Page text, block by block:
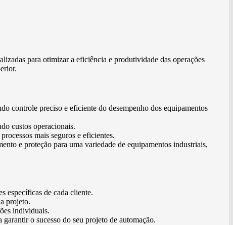
para otimizar a eficiência e produtividade das operações
controle preciso e eficiente do desempenho dos equipamentos
custos operacionais.
mais seguros e eficientes.
e proteção para uma variedade de equipamentos industriais,
específicas de cada cliente.
projeto.
individuais.
o sucesso do seu projeto de automação.